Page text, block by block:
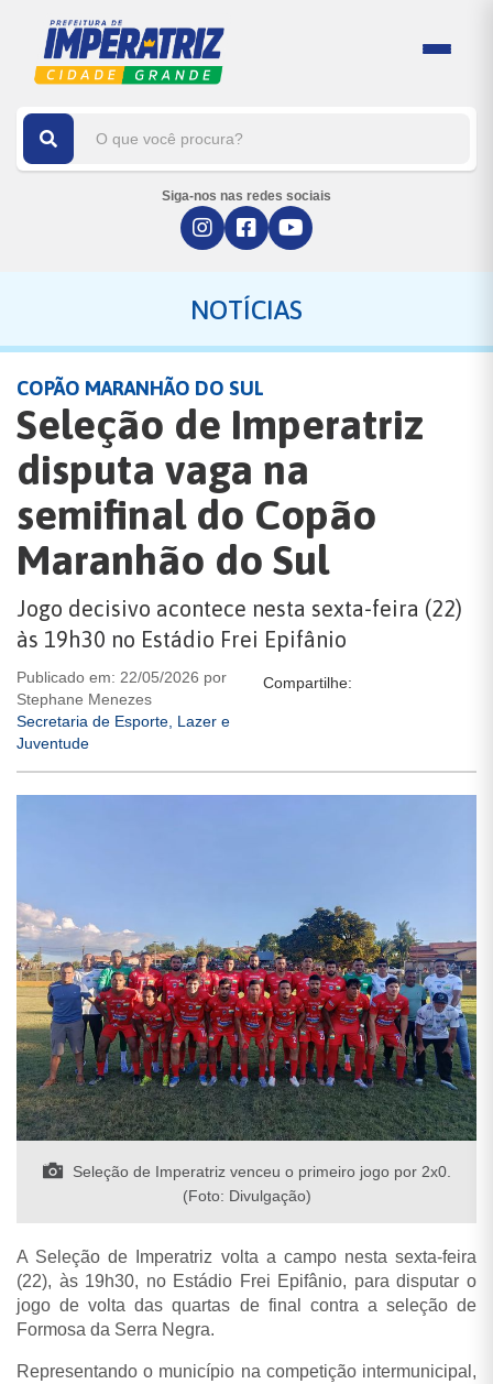
Siga-nos nas redes sociais
NOTÍCIAS
COPÃO MARANHÃO DO SUL
Seleção de Imperatriz
disputa vaga na
semifinal do Copão
Maranhão do Sul
Jogo decisivo acontece nesta sexta-feira (22)
às 19h30 no Estádio Frei Epifânio
Publicado em: 22/05/2026 por
Stephane Menezes
Secretaria de Esporte, Lazer e
Juventude
Compartilhe:
Seleção de Imperatriz venceu o primeiro jogo por 2x0.
(Foto: Divulgação)
A Seleção de Imperatriz volta a campo nesta sexta-feira
(22), às 19h30, no Estádio Frei Epifânio, para disputar o
jogo de volta das quartas de final contra a seleção de
Formosa da Serra Negra.
Representando o município na competição intermunicipal,